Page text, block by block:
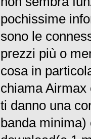
pochissime
sono le
prezzi più o
cosa in
chiama Airmax
ti danno una
banda minima)